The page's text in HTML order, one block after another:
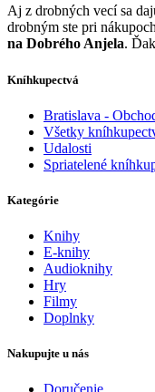
Aj z drobných vecí sa
drobným ste pri
na Dobrého Anjela.
Kníhkupectvá
Bratislava -
Všetky
Udalosti
Spriatelené
Kategórie
Knihy
E-knihy
Audioknihy
Hry
Filmy
Doplnky
Nakupujte u nás